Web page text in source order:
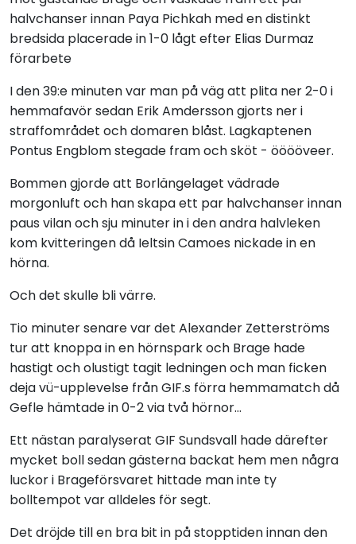
halvchanser innan Paya Pichkah med en distinkt
bredsida placerade in 1-0 lågt efter Elias Durmaz
förarbete
I den 39:e minuten var man på väg att plita ner 2-0 i
hemmafavör sedan Erik Amdersson gjorts ner i
straffområdet och domaren blåst. Lagkaptenen
Pontus Engblom stegade fram och sköt - ööööveer.
Bommen gjorde att Borlängelaget vädrade
morgonluft och han skapa ett par halvchanser innan
paus vilan och sju minuter in i den andra halvleken
kom kvitteringen då Ieltsin Camoes nickade in en
hörna.
Och det skulle bli värre.
Tio minuter senare var det Alexander Zetterströms
tur att knoppa in en hörnspark och Brage hade
hastigt och olustigt tagit ledningen och man ficken
deja vü-upplevelse från GIF.s förra hemmamatch då
Gefle hämtade in 0-2 via två hörnor...
Ett nästan paralyserat GIF Sundsvall hade därefter
mycket boll sedan gästerna backat hem men några
luckor i Brageförsvaret hittade man inte ty
bolltempot var alldeles för segt.
Det dröjde till en bra bit in på stopptiden innan den